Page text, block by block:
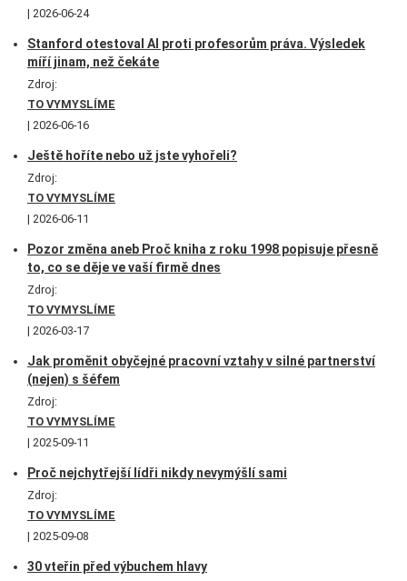
2026-06-24
Stanford otestoval AI proti profesorům práva. Výsledek
míří jinam, než čekáte
Zdroj:
TO VYMYSLÍME
2026-06-16
Ještě hoříte nebo už jste vyhořeli?
Zdroj:
TO VYMYSLÍME
2026-06-11
Pozor změna aneb Proč kniha z roku 1998 popisuje přesně
to, co se děje ve vaší firmě dnes
Zdroj:
TO VYMYSLÍME
2026-03-17
Jak proměnit obyčejné pracovní vztahy v silné partnerství
(nejen) s šéfem
Zdroj:
TO VYMYSLÍME
2025-09-11
Proč nejchytřejší lídři nikdy nevymýšlí sami
Zdroj:
TO VYMYSLÍME
2025-09-08
30 vteřin před výbuchem hlavy